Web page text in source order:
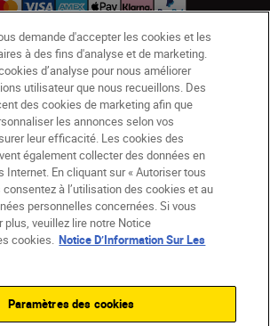
Sites
Avis de confidentialité
Nikon Store
sur les cookies
Accessibilité
cookies
demande d'accepter les cookies et les
à des fins d'analyse et de marketing.
d’analyse pour nous améliorer
utilisateur que nous recueillons. Des
des cookies de marketing afin que
les annonces selon vos
leur efficacité. Les cookies des
également collecter des données en
Internet. En cliquant sur « Autoriser tous
à l’utilisation des cookies et au
personnelles concernées. Si vous
plus, veuillez lire notre Notice
cookies. Notice D’Information Sur Les
Paramètres des cookies